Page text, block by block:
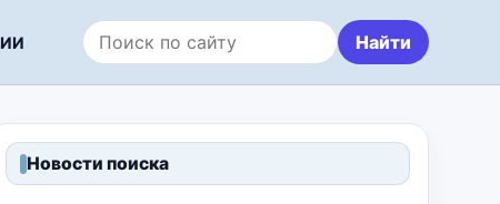
ИИ
Поиск по сайту
Найти
Новости поиска